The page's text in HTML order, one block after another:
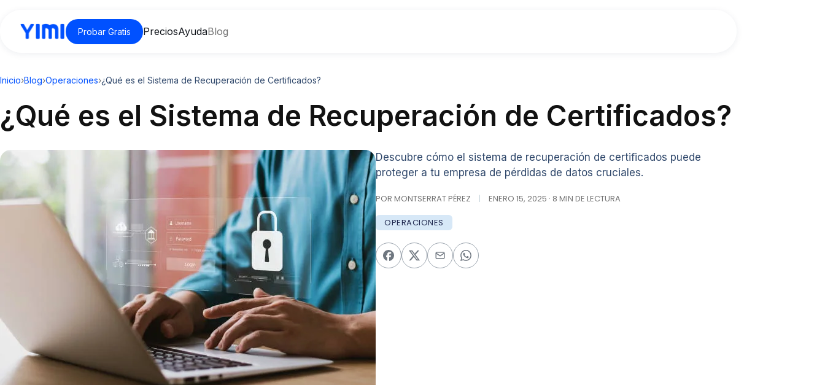
Probar Gratis PreciosAyudaBlog
Inicio›Blog›Operaciones›¿Qué es el Sistema de Recuperación de Certificados?
¿Qué es el Sistema de Recuperación de Certificados?
Descubre cómo el sistema de recuperación de certificados puede
proteger a tu empresa de pérdidas de datos cruciales.
POR MONTSERRAT PÉREZ | ENERO 15, 2025 · 8 MIN DE LECTURA
OPERACIONES